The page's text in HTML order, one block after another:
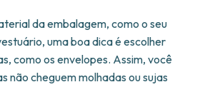
da embalagem, como o seu
uma boa dica é escolher
como os envelopes. Assim, você
não cheguem molhadas ou sujas